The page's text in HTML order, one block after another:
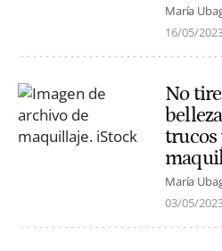
María
16/05/
No
trucos
María
03/05/